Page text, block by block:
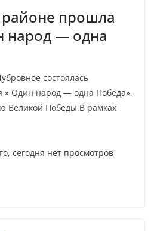
прошла
народ — одна
состоялась
» Один народ — одна Победа»,
Великой Победы.В рамках
сегодня нет просмотров